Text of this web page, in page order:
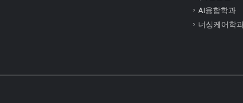
AI융합학과
너싱케어학